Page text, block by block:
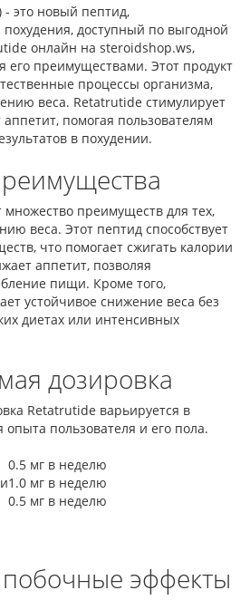
- это новый пептид,
доступный по выгодной
онлайн на steroidshop.ws,
его преимуществами. Этот продукт
процессы организма,
веса. Retatrutide стимулирует
помогая пользователям
в похудении.
преимуществ для тех,
веса. Этот пептид способствует
что помогает сжигать калории
аппетит, позволяя
пищи. Кроме того,
устойчивое снижение веса без
диетах или интенсивных
дозировка
Retatrutide варьируется в
опыта пользователя и его пола.
0.5 мг в неделю
1.0 мг в неделю
0.5 мг в неделю
эффекты